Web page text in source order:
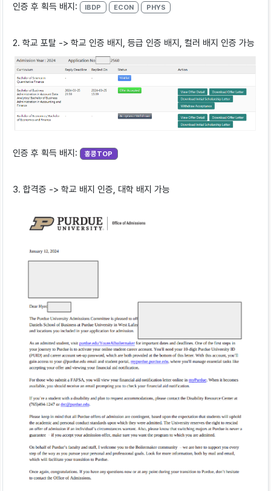
인증 후 획득 배지: IBDP ECON PHYS
2. 학교 포탈 -> 학교 인증 배지, 등급 인증 배지, 컬러 배지 인증 가능
인증 후 획득 배지: 홍콩TOP
3. 합격증 -> 학교 배지 인증, 대학 배지 가능